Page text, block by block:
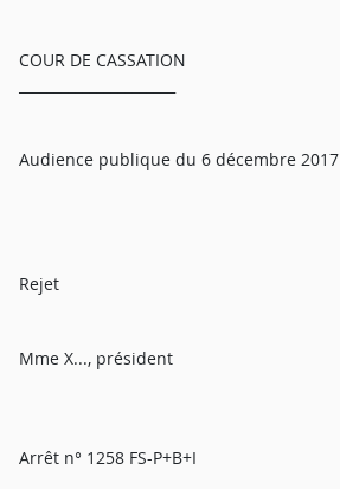
COUR DE CASSATION
Audience publique du 6 décembre 2017
Rejet
Mme X..., président
Arrêt n° 1258 FS-P+B+I